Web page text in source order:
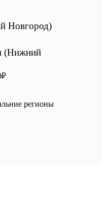
Новгород)
(Нижний
регионы